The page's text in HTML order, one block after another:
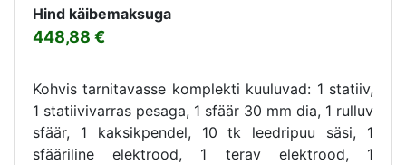
Hind käibemaksuga
448,88
Kohvis tarnitavasse komplekti kuuluvad: 1 statiiv,
1 statiivivarras pesaga, 1 sfäär 30 mm dia, 1 rulluv
sfäär, 1 kaksikpendel, 10 tk leedripuu säsi, 1
sfääriline elektrood, 1 terav elektrood, 1